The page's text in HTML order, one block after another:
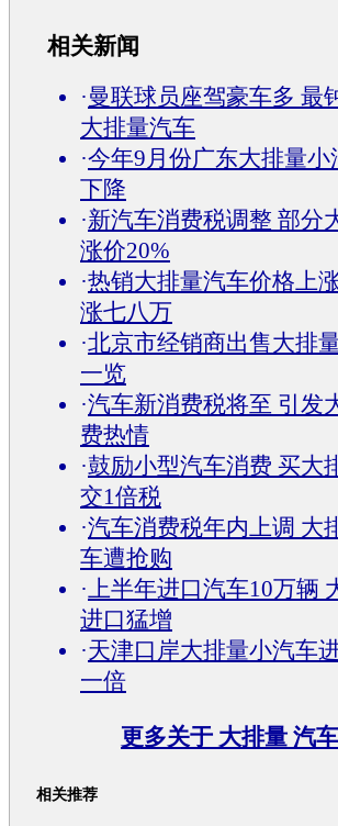
相关新闻
·曼联球员座驾豪车多 最
大排量汽车
·今年9月份广东大排量小
下降
·新汽车消费税调整 部分
涨价20%
·热销大排量汽车价格上
涨七八万
·北京市经销商出售大排
一览
·汽车新消费税将至 引发
费热情
·鼓励小型汽车消费 买大
交1倍税
·汽车消费税年内上调 大
车遭抢购
· 上半年进口汽车10万辆
进口猛增
·天津口岸大排量小汽车
一倍
更多关于 大排量 汽
相关推荐